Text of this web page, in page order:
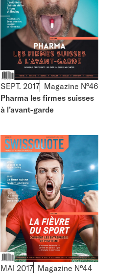
SEPT. 2017 Magazine N°46
Pharma les firmes suisses
à l’avant-garde
MAI 2017 Magazine N°44